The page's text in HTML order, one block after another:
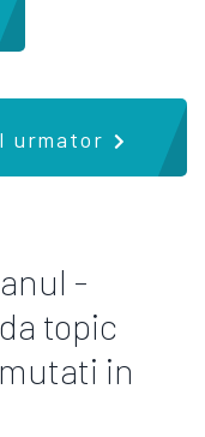
urmator
-
topic
in